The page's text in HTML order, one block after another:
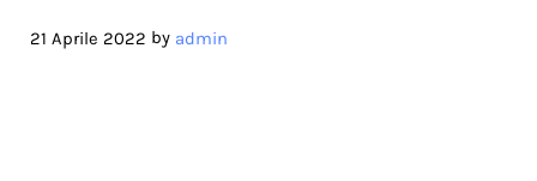
21 Aprile 2022 by admin